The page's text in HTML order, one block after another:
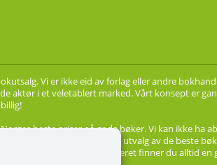
Vi er ikke eid av forlag eller andre
aktør i et veletablert marked. Vårt konsept er
beste priser på gode bøker. Vi kan ikke ha
men vi har et stort utvalg av de beste
for enhver smak, på Boklageret finner du alltid en